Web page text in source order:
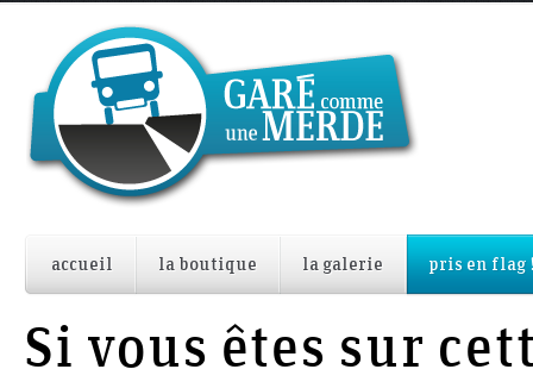
accueil la boutique la galerie pris en flag
Si vous êtes sur